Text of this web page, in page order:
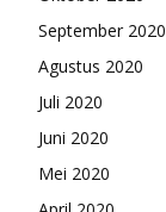
September 2020
Agustus 2020
Juli 2020
Juni 2020
Mei 2020